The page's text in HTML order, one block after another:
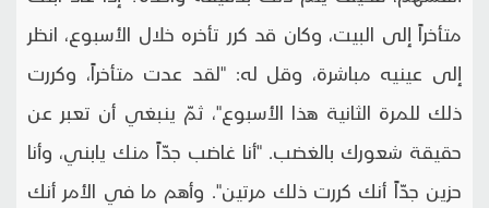
متأخراً إلى البيت، وكان قد كرر تأخره خلال الأسبوع، انظر
إلى عينيه مباشرة، وقل له: "لقد عدت متأخراً، وكررت
ذلك للمرة الثانية هذا الأسبوع"، ثمّ ينبغي أن تعبر عن
حقيقة شعورك بالغضب. "أنا غاضب جدّاً منك يابني، وأنا
حزين جدّاً أنك كررت ذلك مرتين". وأهم ما في الأمر أنك